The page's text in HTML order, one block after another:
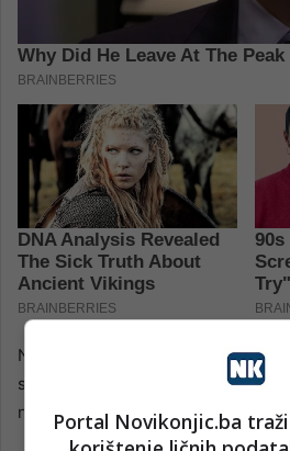
Nadležni organi nastavljaju istragu
svih okolnosti koje su dovele do
nezgode.Portal Novikonjic.ba